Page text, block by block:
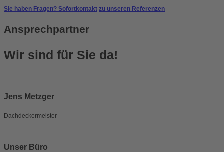
Sie haben Fragen? Sofortkontakt zu unseren Referenzen
Ansprechpartner
Wir sind für Sie da!
Jens Metzger
Dachdeckermeister
Unser Büro